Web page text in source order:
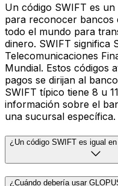
Un código SWIFT es
para reconocer bancos
todo el mundo para
dinero. SWIFT significa
Telecomunicaciones
Mundial. Estos códigos
pagos se dirijan al
SWIFT típico tiene 8 u
información sobre el
una sucursal específica.
¿Un código SWIFT es igual
¿Cuándo debería usar